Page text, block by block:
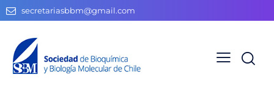
secretariasbbm@gmail.com